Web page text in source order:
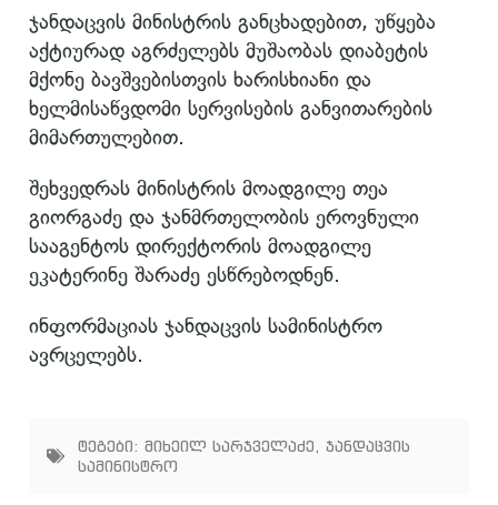
ჯანდაცვის მინისტრის განცხადებით, უწყება
აქტიურად აგრძელებს მუშაობას დიაბეტის
მქონე ბავშვებისთვის ხარისხიანი და
ხელმისაწვდომი სერვისების განვითარების
მიმართულებით.
შეხვედრას მინისტრის მოადგილე თეა
გიორგაძე და ჯანმრთელობის ეროვნული
სააგენტოს დირექტორის მოადგილე
ეკატერინე შარაძე ესწრებოდნენ.
ინფორმაციას ჯანდაცვის სამინისტრო
ავრცელებს.
ტეგები: მიხეილ სარჯველაძე
ჯანდაცვის
სამინისტრო